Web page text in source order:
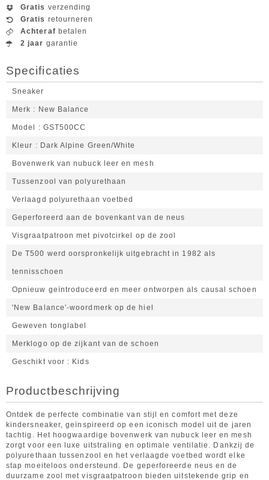
Gratis verzending
Gratis retourneren
Achteraf betalen
2 jaar garantie
Specificaties
Sneaker
Merk New Balance
Model GST500CC
Kleur Dark Alpine Green/White
Bovenwerk van nubuck leer en mesh
Tussenzool van polyurethaan
Verlaagd polyurethaan voetbed
Geperforeerd aan de bovenkant van de neus
Visgraatpatroon met pivotcirkel op de zool
De T500 werd oorspronkelijk uitgebracht in 1982 als
tennisschoen
Opnieuw geïntroduceerd en meer ontworpen als causal schoen
'New Balance'-woordmerk op de hiel
Geweven tonglabel
Merklogo op de zijkant van de schoen
Geschikt voor Kids
Productbeschrijving
Ontdek de perfecte combinatie van stijl en comfort met deze
kindersneaker, geïnspireerd op een iconisch model uit de jaren
tachtig. Het hoogwaardige bovenwerk van nubuck leer en mesh
zorgt voor een luxe uitstraling en optimale ventilatie. Dankzij de
polyurethaan tussenzool en het verlaagde voetbed wordt elke
stap moeiteloos ondersteund. De geperforeerde neus en de
duurzame zool met visgraatpatroon bieden uitstekende grip en